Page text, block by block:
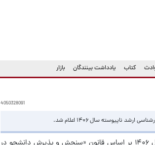
کتاب یادداشت بینندگان بازار
4050328091
سال ۱۴۰۶ اعلام شد.